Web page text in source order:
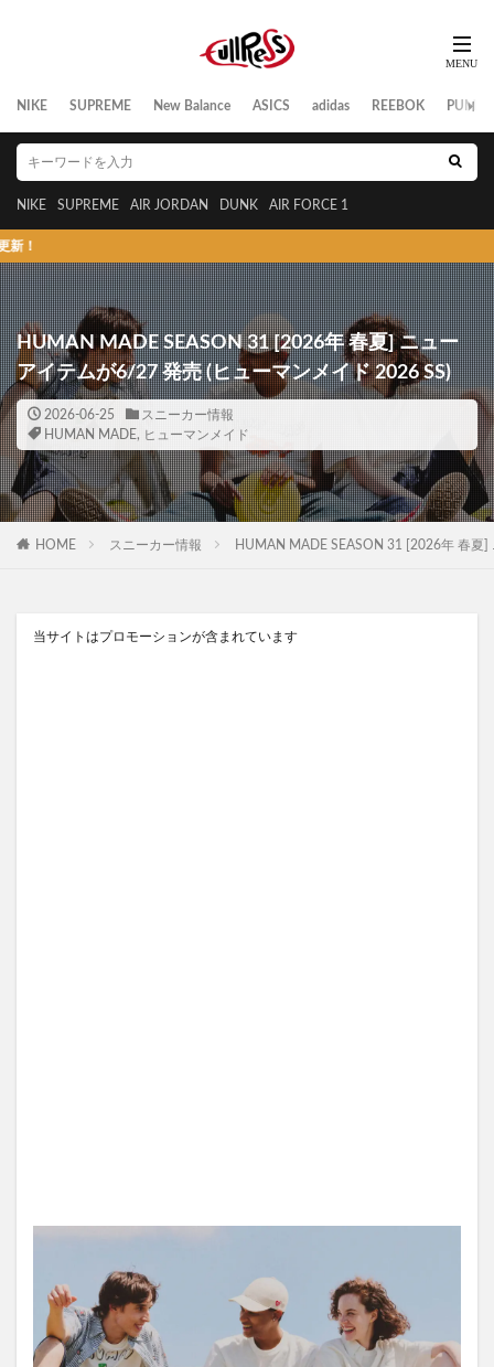
NIKE SUPREME New Balance ASICS adidas REEBOK PUMA
NIKE SUPREME AIR JORDAN DUNK AIR FORCE 1
HUMAN MADE SEASON 31 [2026年 春夏] ニュー
アイテムが6/27 発売 (ヒューマンメイド 2026 SS)
2026-06-25
スニーカー情報
HUMAN MADE, ヒューマンメイド
HOME スニーカー情報 HUMAN MADE SEASON 31 [2026年 春夏
当サイトはプロモーションが含まれています